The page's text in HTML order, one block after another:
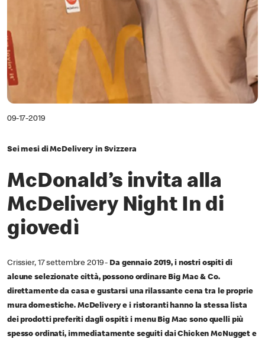
09-17-2019
Sei mesi di McDelivery in Svizzera
McDonald’s invita alla
McDelivery Night In di
giovedì
Crissier, 17 settembre 2019 - Da gennaio 2019, i nostri ospiti di
alcune selezionate città, possono ordinare Big Mac & Co.
direttamente da casa e gustarsi una rilassante cena tra le proprie
mura domestiche. McDelivery e i ristoranti hanno la stessa lista
dei prodotti preferiti dagli ospiti: i menu Big Mac sono quelli più
spesso ordinati, immediatamente seguiti dai Chicken McNugget e